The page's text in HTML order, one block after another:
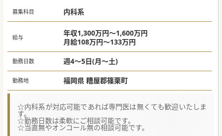
募集科目 内科系
給与
年収1,300万円～1,600万円
月給108万円～133万円
勤務日数 週4～5日(月～土)
勤務地 福岡県 糟屋郡篠栗町
☆内科系が対応可能であれば専門医は無くても歓迎いたしま
す。
☆勤務日数は柔軟にご相談可能です。
☆当直無やオンコール無の相談可能です。